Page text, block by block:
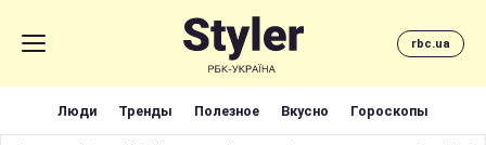
rbc.ua
Люди Тренды Полезное Вкусно Гороскопы